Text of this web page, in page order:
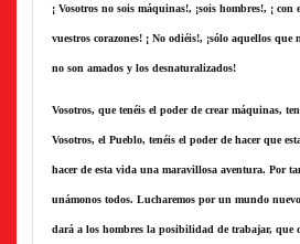
¡ Vosotros no sois máquinas!, ¡sois hombres!, ¡
vuestros corazones! ¡ No odiéis!, ¡sólo aquellos
no son amados y los desnaturalizados!
Vosotros, que tenéis el poder de crear máquinas,
Vosotros, el Pueblo, tenéis el poder de hacer que
hacer de esta vida una maravillosa aventura. Por
unámonos todos. Lucharemos por un mundo
dará a los hombres la posibilidad de trabajar,